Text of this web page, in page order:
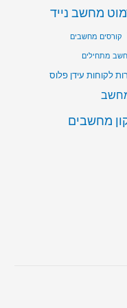
מחשב נייד
קורסים מחשבים
מתחילים
לקוחות עידן פלוס
מחשבים